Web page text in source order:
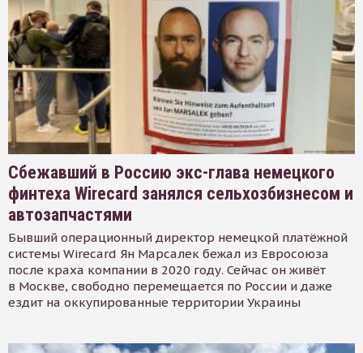
Сбежавший в Россию экс-глава немецкого
финтеха Wirecard занялся сельхозбизнесом и
автозапчастями
Бывший операционный директор немецкой платёжной
системы Wirecard Ян Марсалек бежал из Евросоюза
после краха компании в 2020 году. Сейчас он живёт
в Москве, свободно перемещается по России и даже
ездит на оккупированные территории Украины